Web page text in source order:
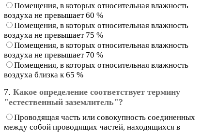
Помещения, в которых относительная влажность
воздуха не превышает 60 %
Помещения, в которых относительная влажность
воздуха не превышает 75 %
Помещения, в которых относительная влажность
воздуха не превышает 70 %
Помещения, в которых относительная влажность
воздуха близка к 65 %
7. Какое определение соответствует термину
"естественный заземлитель"?
Проводящая часть или совокупность соединенных
между собой проводящих частей, находящихся в